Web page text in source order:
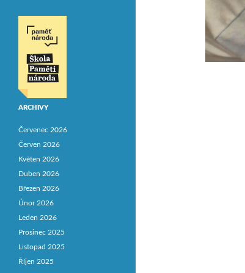
ARCHIVY
Červenec 2026
Červen 2026
Květen 2026
Duben 2026
Březen 2026
Únor 2026
Leden 2026
Prosinec 2025
Listopad 2025
Říjen 2025